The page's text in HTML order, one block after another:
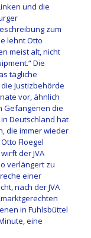
und die
zum
lehnt Otto
meist alt, nicht
Die
tägliche
Justizbehörde
vor, ähnlich
Gefangenen die
Deutschland hat
die immer wieder
Floegel
der JVA
verlängert zu
einer
nach der JVA
in Fuhlsbüttel
eine